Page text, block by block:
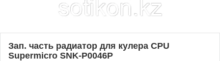
Зап. часть радиатор для кулера CPU
Supermicro SNK-P0046P